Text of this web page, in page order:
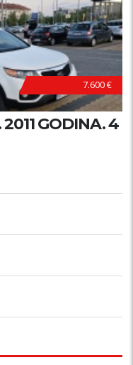
7.600 €
GODINA. 4